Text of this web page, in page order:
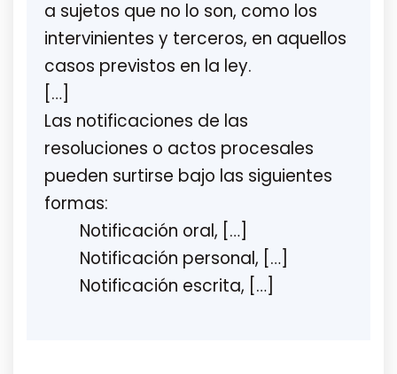
a sujetos que no lo son, como los
intervinientes y terceros, en aquellos
casos previstos en la ley.
[…]
Las notificaciones de las
resoluciones o actos procesales
pueden surtirse bajo las siguientes
formas:
Notificación oral, […]
Notificación personal, […]
Notificación escrita, […]